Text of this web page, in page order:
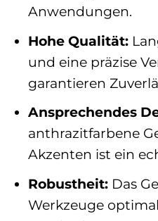
Anwendungen.
Hohe Qualität:
und eine präzise
garantieren
Ansprechendes
anthrazitfarbene
Akzenten ist ein
Robustheit:Das
Werkzeuge